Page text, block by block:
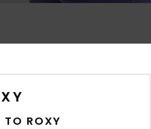
TO ROXY